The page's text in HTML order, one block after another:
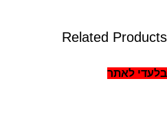
Related Products
בלעדי לאתר